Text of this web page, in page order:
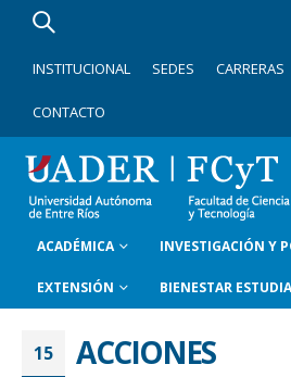
INSTITUCIONAL SEDES CARRERAS
CONTACTO
ACADÉMICA INVESTIGACIÓN Y
EXTENSIÓN BIENESTAR
15
ACCIONES